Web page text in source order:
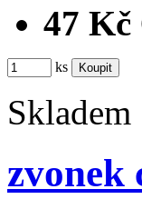
47 Kč
ks
Skladem
zvonek